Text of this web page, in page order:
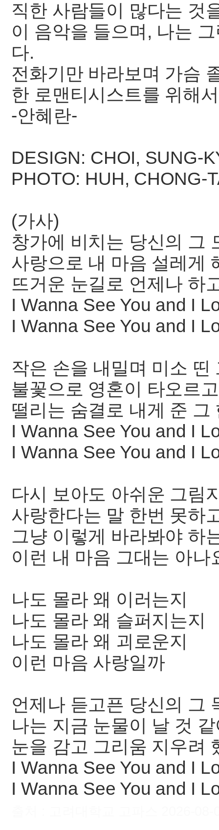
직한 사람들이 많다는 것
이 음악을 들으며, 나는
다.
전화기만 바라보며 가슴
한 로맨티시스트를 위해
-안혜란-
DESIGN: CHOI, SUNG-
PHOTO: HUH, CHONG-
(가사)
창가에 비치는 당신의 그
사랑으로 내 마음 설레게
뜨거운 눈길로 언제나 하
I Wanna See You and I
I Wanna See You and I
작은 손을 내밀며 미소 띤
불꽃으로 영혼이 타오르고
떨리는 숨결로 내게 준 그
I Wanna See You and I
I Wanna See You and I
다시 보아도 아쉬운 그림
사랑한다는 말 한번 못하
그냥 이렇게 바라봐야 하
이런 내 마음 그대는 아나
나도 몰라 왜 이러는지
나도 몰라 왜 슬퍼지는지
나도 몰라 왜 괴로운지
이런 마음 사랑일까
언제나 듣고픈 당신의 그
나는 지금 눈물이 날 것
눈을 감고 그리움 지우려
I Wanna See You and I
I Wanna See You and I